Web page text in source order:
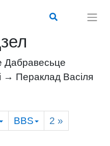
Дабравесьце
→ Пераклад Васіля
BBS 2 »